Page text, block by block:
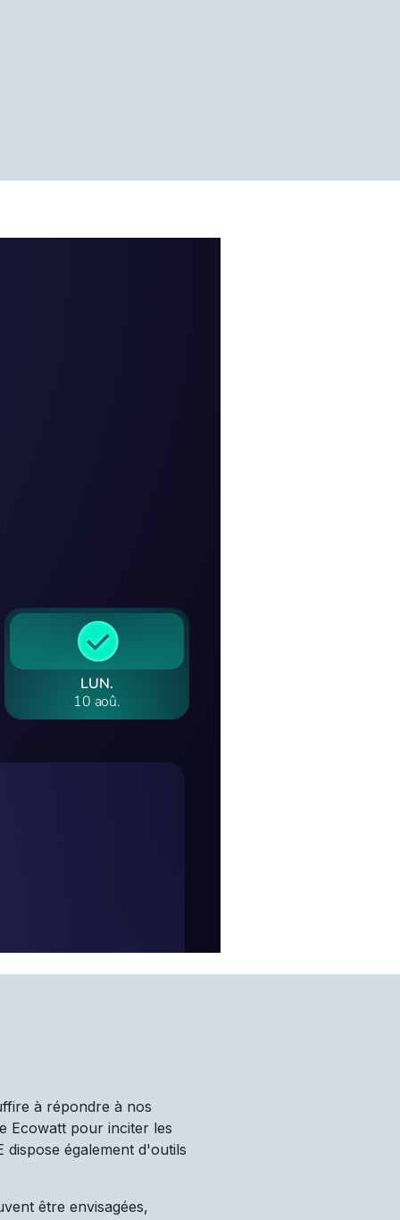
à répondre à nos
Ecowatt pour inciter les
également d'outils
être envisagées,